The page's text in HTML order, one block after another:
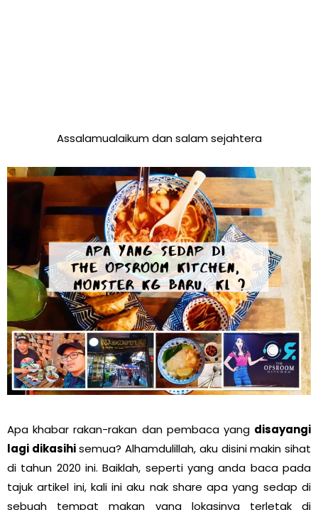
Assalamualaikum dan salam sejahtera
Apa khabar rakan-rakan dan pembaca yang disayangi
lagi dikasihisemua? Alhamdulillah, aku disini makin sihat
di tahun 2020 ini. Baiklah, seperti yang anda baca pada
tajuk artikel ini, kali ini aku nak share apa yang sedap di
sebuah tempat makan yang lokasinya terletak di